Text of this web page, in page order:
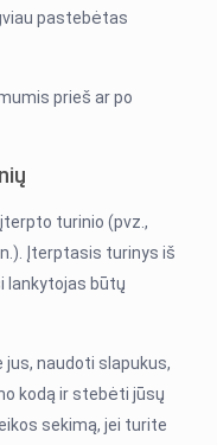
pastebėtas
prieš ar po
turinio (pvz.,
Įterptasis turinys iš
lankytojas būtų
naudoti slapukus,
kodą ir stebėti jūsų
sekimą, jei turite